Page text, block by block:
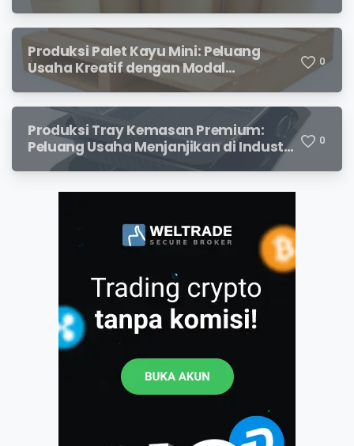
Produksi Palet Kayu Mini: Peluang
Usaha Kreatif dengan Modal
Terjangkau dan Potensi Keuntungan
0
Produksi Tray Kemasan Premium:
Peluang Usaha Menjanjikan di Industri
Packaging Modern
0